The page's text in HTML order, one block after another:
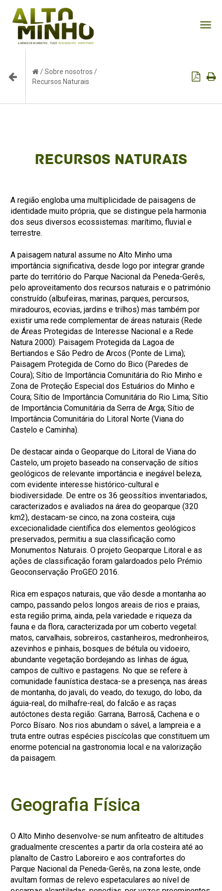
/Sobre nosotros /
Recursos Naturais
Recursos Naturais
A região engloba uma multiplicidade de paisagens de
identidade muito própria, que se distingue pela harmonia
dos seus diversos ecossistemas: marítimo, fluvial e
terrestre.
A paisagem natural assume no Alto Minho uma
importância significativa, desde logo por integrar grande
parte do território do Parque Nacional da Peneda-Gerês,
pelo aproveitamento dos recursos naturais e o património
construído (albufeiras, marinas, parques, percursos,
miradouros, ecovias, jardins e trilhos) mas também por
existir uma rede complementar de áreas naturais (Rede
de Áreas Protegidas de Interesse Nacional e a Rede
Natura 2000): Paisagem Protegida da Lagoa de
Bertiandos e São Pedro de Arcos (Ponte de Lima);
Paisagem Protegida de Corno do Bico (Paredes de
Coura); Sítio de Importância Comunitária do Rio Minho e
Zona de Proteção Especial dos Estuários do Minho e
Coura; Sítio de Importância Comunitária do Rio Lima; Sítio
de Importância Comunitária da Serra de Arga; Sítio de
Importância Comunitária do Litoral Norte (Viana do
Castelo e Caminha).
De destacar ainda o Geoparque do Litoral de Viana do
Castelo, um projeto baseado na conservação de sítios
geológicos de relevante importância e inegável beleza,
com evidente interesse histórico-cultural e
biodiversidade. De entre os 36 geossítios inventariados,
caracterizados e avaliados na área do geoparque (320
km2), destacam-se cinco, na zona costeira, cuja
excecionalidade científica dos elementos geológicos
preservados, permitiu a sua classificação como
Monumentos Naturais. O projeto Geoparque Litoral e as
ações de classificação foram galardoados pelo Prémio
Geoconservação ProGEO 2016.
Rica em espaços naturais, que vão desde a montanha ao
campo, passando pelos longos areais de rios e praias,
esta região prima, ainda, pela variedade e riqueza da
fauna e da flora, caracterizada por um coberto vegetal:
matos, carvalhais, sobreiros, castanheiros, medronheiros,
azevinhos e pinhais, bosques de bétula ou vidoeiro,
abundante vegetação bordejando as linhas de água,
campos de cultivo e pastagens. No que se refere à
comunidade faunística destaca-se a presença, nas áreas
de montanha, do javali, do veado, do texugo, do lobo, da
águia-real, do milhafre-real, do falcão e as raças
autóctones desta região: Garrana, Barrosã, Cachena e o
Porco Bísaro. Nos rios abundam o sável, a lampreia e a
truta entre outras espécies piscícolas que constituem um
enorme potencial na gastronomia local e na valorização
da paisagem.
Geografia Física
O Alto Minho desenvolve-se num anfiteatro de altitudes
gradualmente crescentes a partir da orla costeira até ao
planalto de Castro Laboreiro e aos contrafortes do
Parque Nacional da Peneda-Gerês, na zona leste, onde
avultam formas de relevo espetaculares ao nível de